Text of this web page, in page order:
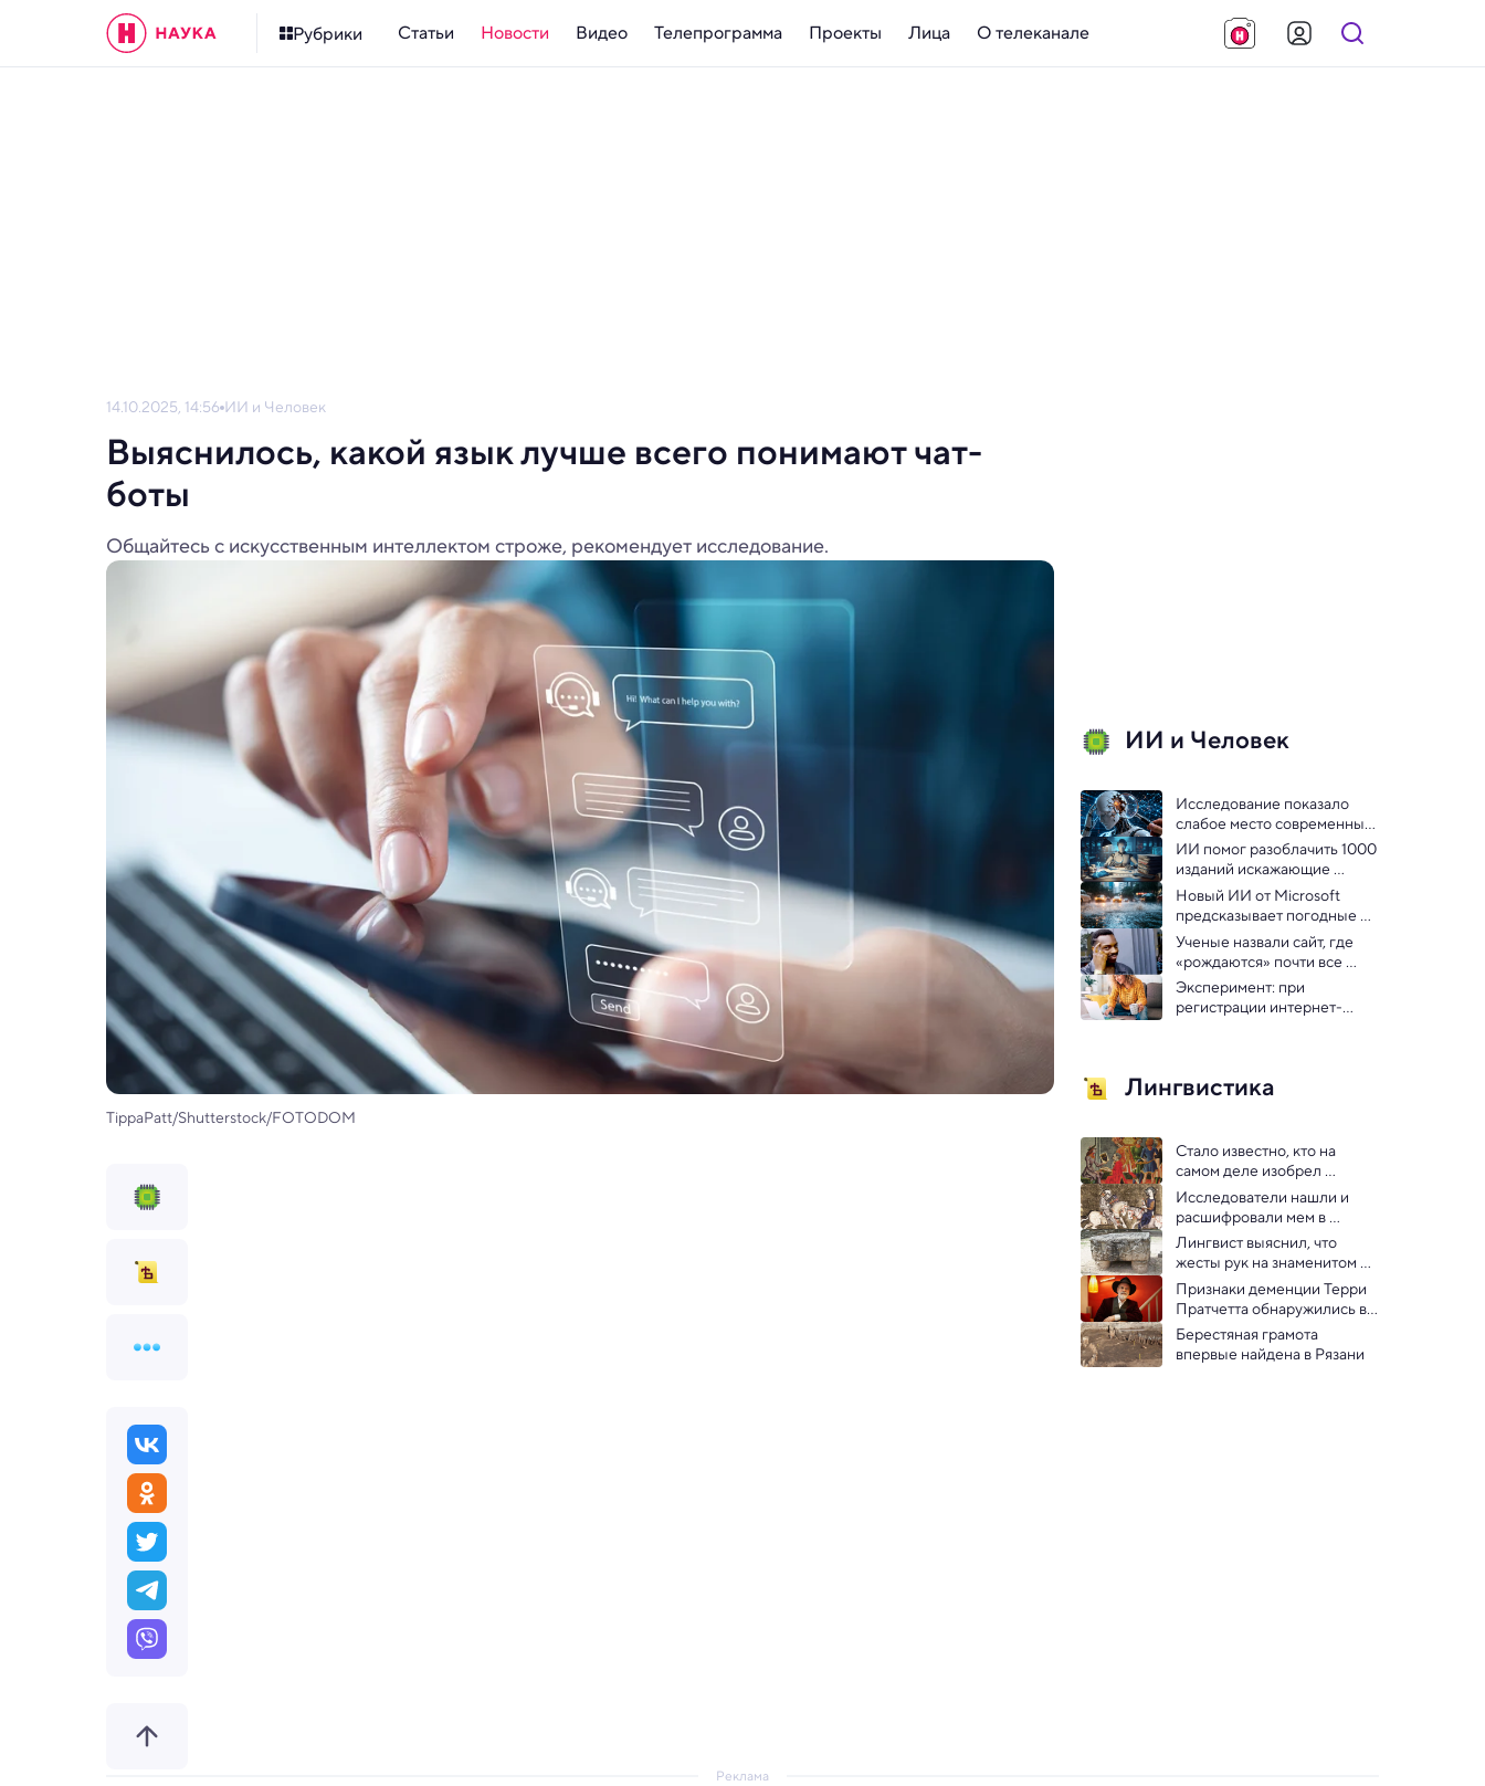
Рубрики Статьи Новости Видео Телепрограмма Проекты Лица О телеканале
14.10.2025, 14:56 ИИ и Человек
Выяснилось, какой язык лучше всего понимают чат-
боты
Общайтесь с искусственным интеллектом строже, рекомендует исследование.
TippaPatt/Shutterstock/FOTODOM
ИИ и Человек
Исследование показало
слабое место современных
моделей ИИ
ИИ помог разоблачить 1000
изданий искажающие
научные данные
Новый ИИ от Microsoft
предсказывает погодные
катаклизмы за секунды и
точнее человека
Ученые назвали сайт, где
«рождаются» почти все
мемы
Эксперимент: при
регистрации интернет-
Лингвистика
Стало известно, кто на
самом деле изобрел
десятичные дроби в Европе.
И это не ученый
Исследователи нашли и
расшифровали мем в
церковной проповеди XII
века
Лингвист выяснил, что
жесты рук на знаменитом
алтаре майя скрывают
календарь
Признаки деменции Терри
Пратчетта обнаружились в
его книгах
Берестяная грамота
впервые найдена в Рязани
Реклама